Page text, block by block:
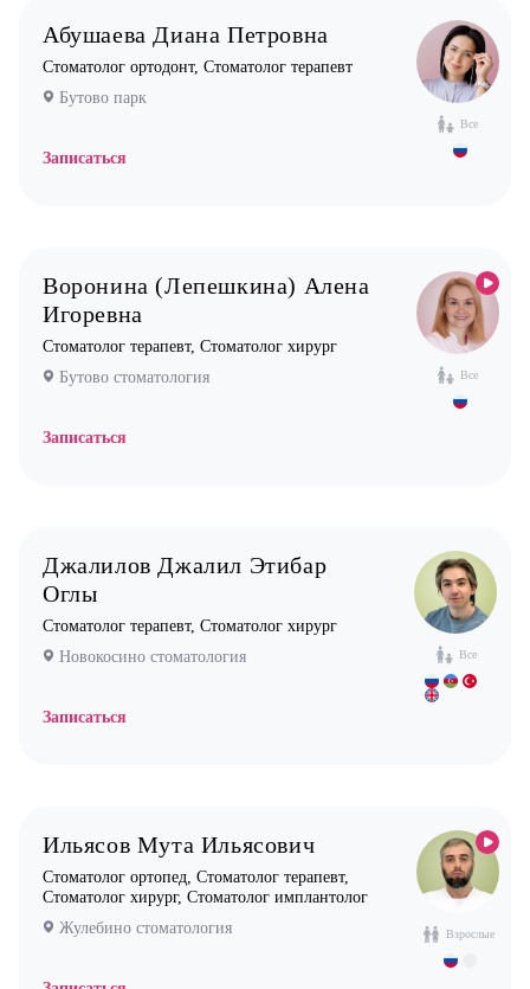
Нефролог
Ортопед
Остеопат
Психолог
Пульмонолог
Стоматолог ортопед
Уролог
Физиотерапевт
Хирург
Все
Абушаева Диана Петровна
Стоматолог ортодонт, Стоматолог терапевт
Бутово парк
Записаться
Все
Воронина (Лепешкина) Алена
Игоревна
Стоматолог терапевт, Стоматолог хирург
Бутово стоматология
Записаться
Все
Джалилов Джалил Этибар
Оглы
Стоматолог терапевт, Стоматолог хирург
Новокосино стоматология
Записаться
Взрослые
Ильясов Мута Ильясович
Стоматолог ортопед, Стоматолог терапевт,
Стоматолог хирург, Стоматолог имплантолог
Жулебино стоматология